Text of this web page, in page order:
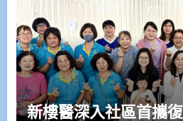
新樓醫深入社區首攜